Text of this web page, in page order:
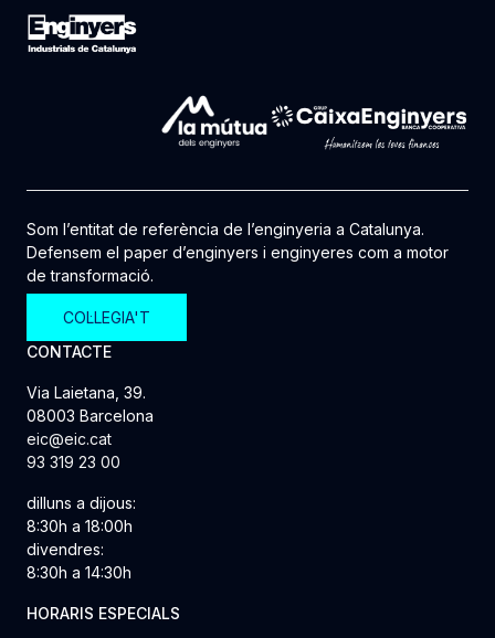
Som l’entitat de referència de l’enginyeria a Catalunya.
Defensem el paper d’enginyers i enginyeres com a motor
de transformació.
COL·LEGIA'T
CONTACTE
Via Laietana, 39.
08003 Barcelona
eic@eic.cat
93 319 23 00
dilluns a dijous:
8:30h a 18:00h
divendres:
8:30h a 14:30h
HORARIS ESPECIALS